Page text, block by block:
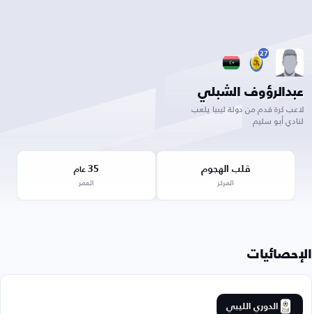
27
عبدالرؤوف الشبلي
لاعب كرة قدم من دولة ليبيا يلعب
لنادي أبو سليم
قلب الهجوم
المركز
35 عام
العمر
الإحصائيات
الدوري الليبي